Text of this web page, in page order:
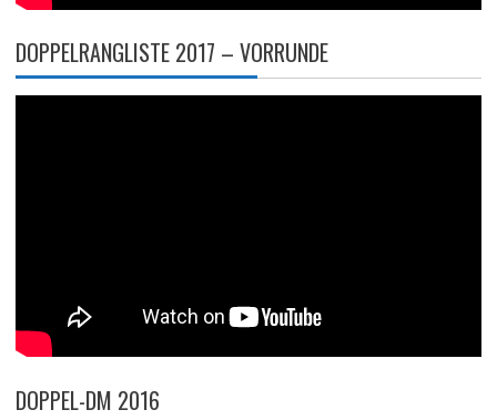
DOPPELRANGLISTE 2017 – VORRUNDE
DOPPEL-DM 2016